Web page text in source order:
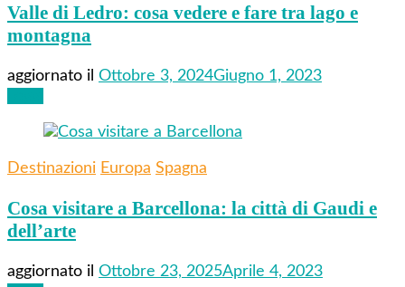
Valle di Ledro: cosa vedere e fare tra lago e
montagna
aggiornato il Ottobre 3, 2024Giugno 1, 2023
Destinazioni Europa Spagna
Cosa visitare a Barcellona: la città di Gaudi e
dell’arte
aggiornato il Ottobre 23, 2025Aprile 4, 2023